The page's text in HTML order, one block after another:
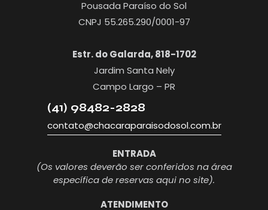
Pousada Paraíso do Sol
CNPJ 55.265.290/0001-97
Estr. do Galarda, 818-1702
Jardim Santa Nely
Campo Largo – PR
(41) 98482-2828
contato@chacaraparaisodosol.com.br
ENTRADA
(Os valores deverão ser conferidos na área
específica de reservas aqui no site).
ATENDIMENTO